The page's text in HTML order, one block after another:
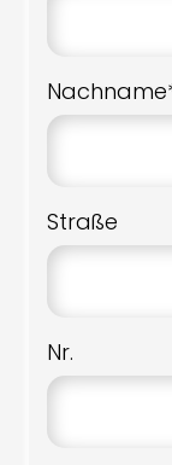
Straße
Nr.